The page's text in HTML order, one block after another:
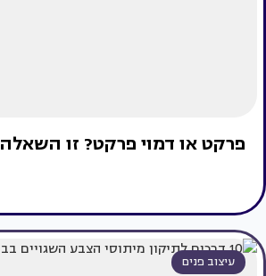
פרקט או דמוי פרקט? זו השאלה
עיצוב פנים